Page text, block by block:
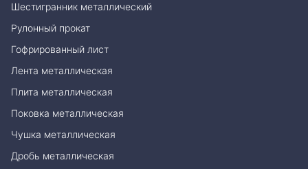
Шестигранник металлический
Рулонный прокат
Гофрированный лист
Лента металлическая
Плита металлическая
Поковка металлическая
Чушка металлическая
Дробь металлическая